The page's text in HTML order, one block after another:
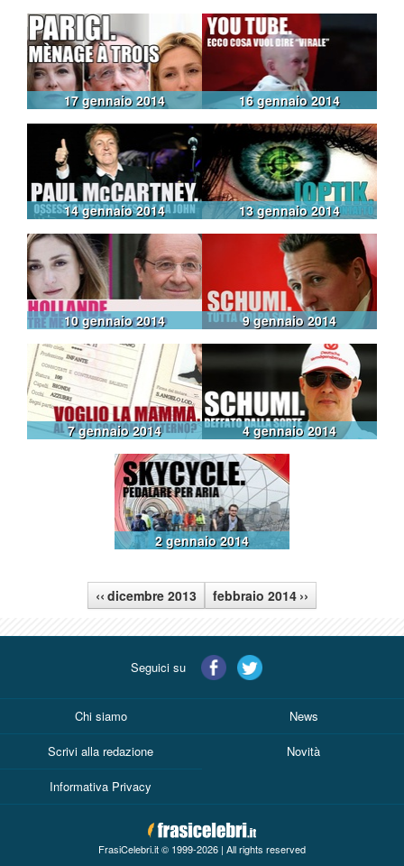
17 gennaio 2014 16 gennaio 2014
14 gennaio 2014 13 gennaio 2014
10 gennaio 2014 9 gennaio 2014
7 gennaio 2014 4 gennaio 2014
2 gennaio 2014
‹‹ dicembre 2013 febbraio 2014 ››
Seguici su
Chi siamo News
Scrivi alla redazione Novità
Informativa Privacy
FrasiCelebri.it © 1999-2026 | All rights reserved